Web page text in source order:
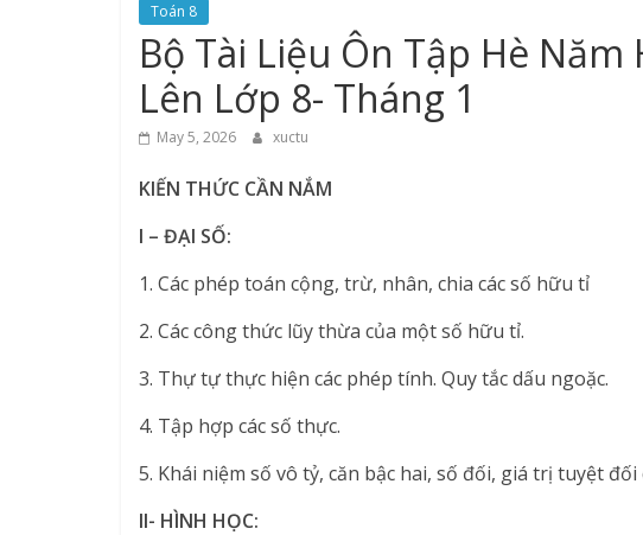
Toán 8
Bộ Tài Liệu Ôn Tập Hè Năm
Lên Lớp 8- Tháng 1
May 5, 2026 xuctu
KIẾN THỨC CẦN NẮM
I – ĐẠI SỐ:
1. Các phép toán cộng, trừ, nhân, chia các số hữu tỉ
2. Các công thức lũy thừa của một số hữu tỉ.
3. Thự tự thực hiện các phép tính. Quy tắc dấu ngoặc.
4. Tập hợp các số thực.
5. Khái niệm số vô tỷ, căn bậc hai, số đối, giá trị tuyệt
II- HÌNH HỌC: